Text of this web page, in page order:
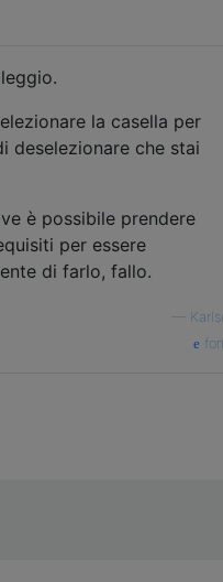
la casella per
deselezionare che stai
è possibile prendere
per essere
di farlo, fallo.